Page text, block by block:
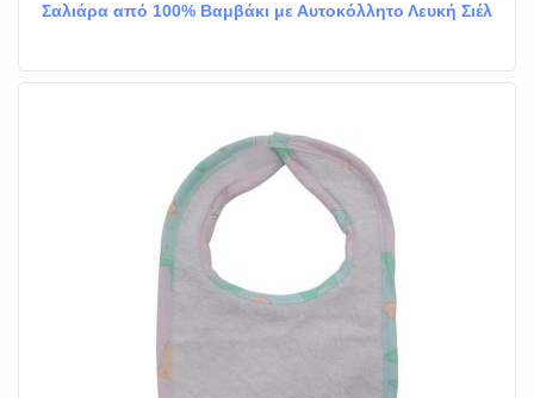
Σαλιάρα από 100% Βαμβάκι με Αυτοκόλλητο Λευκή Σιέλ